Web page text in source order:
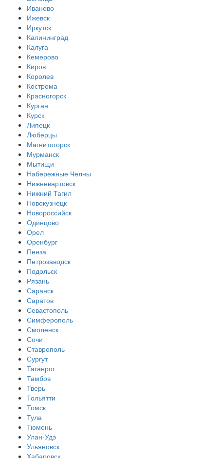
Иваново
Ижевск
Иркутск
Калининград
Калуга
Кемерово
Киров
Королев
Кострома
Красногорск
Курган
Курск
Липецк
Люберцы
Магнитогорск
Мурманск
Мытищи
Набережные Челны
Нижневартовск
Нижний Тагил
Новокузнецк
Новороссийск
Одинцово
Орел
Оренбург
Пенза
Петрозаводск
Подольск
Рязань
Саранск
Саратов
Севастополь
Симферополь
Смоленск
Сочи
Ставрополь
Сургут
Таганрог
Тамбов
Тверь
Тольятти
Томск
Тула
Тюмень
Улан-Удэ
Ульяновск
Хабаровск